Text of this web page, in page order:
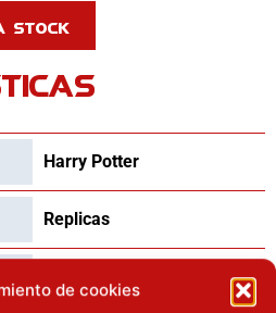
de cookies
Harry Potter
Replicas